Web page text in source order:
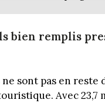
bien remplis
sont pas en reste
Avec 23,7